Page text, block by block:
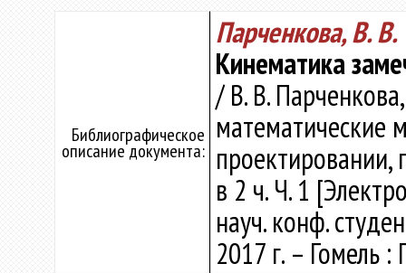
Библиографическое
описание документа:
Парченкова, В. В.
Кинематика
/ В. В.
математические
проектировании,
в 2 ч. Ч. 1
науч. конф.
2017 г. – Гомель